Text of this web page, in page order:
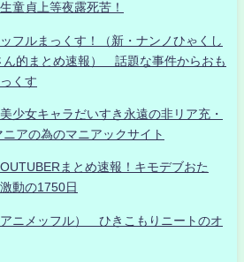
童貞上等夜露死苦！
フルまっくす！（新・ナンノひゃくし
ん的まとめ速報） 話題な事件からおも
くす
少女キャラだいすき永遠の非リア充・
アの為のマニアックサイト
まとめ速報！キモデブおた
動の1750日
ニメッフル） ひきこもりニートのオ